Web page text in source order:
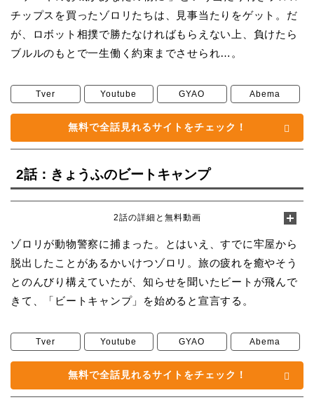
チップスを買ったゾロリたちは、見事当たりをゲット。だ
が、ロボット相撲で勝たなければもらえない上、負けたら
ブルルのもとで一生働く約束までさせられ…。
Tver Youtube GYAO Abema
無料で全話見れるサイトをチェック！
2話：きょうふのビートキャンプ
2話の詳細と無料動画
ゾロリが動物警察に捕まった。とはいえ、すでに牢屋から
脱出したことがあるかいけつゾロリ。旅の疲れを癒やそう
とのんびり構えていたが、知らせを聞いたビートが飛んで
きて、「ビートキャンプ」を始めると宣言する。
Tver Youtube GYAO Abema
無料で全話見れるサイトをチェック！